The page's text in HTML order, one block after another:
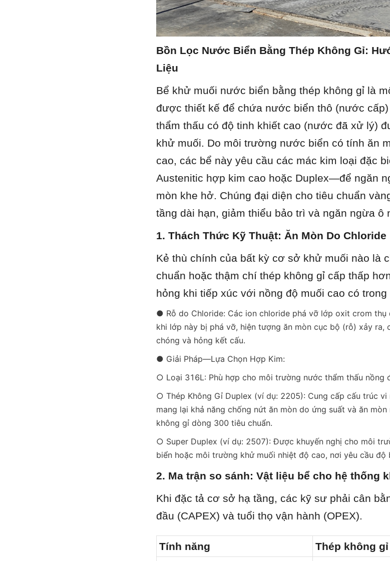
Bồn Lọc Nước Biển Bằng Thép Không Gỉ:
Liệu
Bể khử muối nước biển bằng thép không gỉ là
được thiết kế để chứa nước biển thô (nước
thẩm thấu có độ tinh khiết cao (nước đã xử lý)
khử muối. Do môi trường nước biển có tính ăn
cao, các bể này yêu cầu các mác kim loại đặc
Austenitic hợp kim cao hoặc Duplex—để ngăn
mòn khe hở. Chúng đại diện cho tiêu chuẩn
tầng dài hạn, giảm thiểu bảo trì và ngăn ngừa ô
1. Thách Thức Kỹ Thuật: Ăn Mòn Do Chloride
Kẻ thù chính của bất kỳ cơ sở khử muối nào là
chuẩn hoặc thậm chí thép không gỉ cấp thấp
hỏng khi tiếp xúc với nồng độ muối cao có
● Rỗ do Chloride: Các ion chloride phá vỡ lớp oxit crom
khi lớp này bị phá vỡ, hiện tượng ăn mòn cục bộ (rỗ) xảy ra,
chóng và hỏng kết cấu.
● Giải Pháp—Lựa Chọn Hợp Kim:
○ Loại 316L: Phù hợp cho môi trường nước thẩm thấu nồng
○ Thép Không Gỉ Duplex (ví dụ: 2205): Cung cấp cấu trúc
mang lại khả năng chống nứt ăn mòn do ứng suất và ăn
không gỉ dòng 300 tiêu chuẩn.
○ Super Duplex (ví dụ: 2507): Được khuyến nghị cho môi
biển hoặc môi trường khử muối nhiệt độ cao, nơi yêu cầu độ
2. Ma trận so sánh: Vật liệu bể cho hệ thống
Khi đặc tả cơ sở hạ tầng, các kỹ sư phải cân
đầu (CAPEX) và tuổi thọ vận hành (OPEX).
Tính năng Thép không